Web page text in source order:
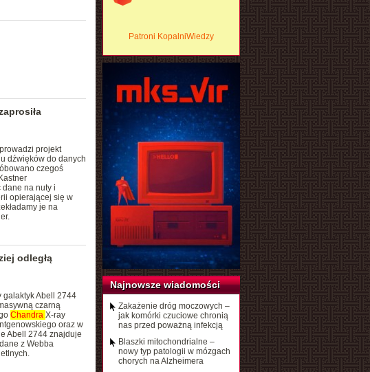
projekt
dźwięków do danych
czegoś
dane na nuty i
opierającej się w
je na
odległą
galaktyk Abell 2744
czarną
Chandra X-ray
oraz w
Abell 2744 znajduje
z Webba
Patroni KopalniWiedzy
Najnowsze wiadomości
Zakażenie dróg moczowych –
jak komórki czuciowe chronią
nas przed poważną infekcją
Blaszki mitochondrialne –
nowy typ patologii w mózgach
chorych na Alzheimera